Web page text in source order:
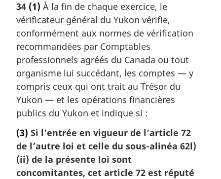
t
e
m
a
g
i
n
a
e
:
34 (1) À la fin de chaque exercice, le
vérificateur général du Yukon vérifie,
conformément aux normes de vérification
recommandées par Comptables
professionnels agréés du Canada ou tout
organisme lui succédant, les comptes — y
compris ceux qui ont trait au Trésor du
Yukon — et les opérations financières
publics du Yukon et indique si :
(3) Si l’entrée en vigueur de l’article 72
de l’autre loi et celle du sous-alinéa 62l)
(ii) de la présente loi sont
concomitantes, cet article 72 est réputé